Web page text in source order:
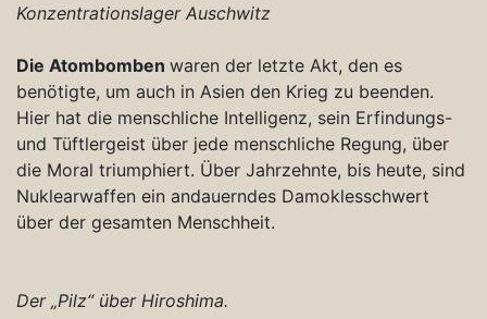
Konzentrationslager Auschwitz
Die Atombomben waren der letzte Akt, den es
benötigte, um auch in Asien den Krieg zu beenden.
Hier hat die menschliche Intelligenz, sein Erfindungs-
und Tüftlergeist über jede menschliche Regung, über
die Moral triumphiert. Über Jahrzehnte, bis heute, sind
Nuklearwaffen ein andauerndes Damoklesschwert
über der gesamten Menschheit.
Der „Pilz“ über Hiroshima.